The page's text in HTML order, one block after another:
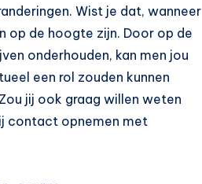
Wist je dat, wanneer
op de hoogte zijn. Door op de
onderhouden, kan men jou
een rol zouden kunnen
jij ook graag willen weten
contact opnemen met